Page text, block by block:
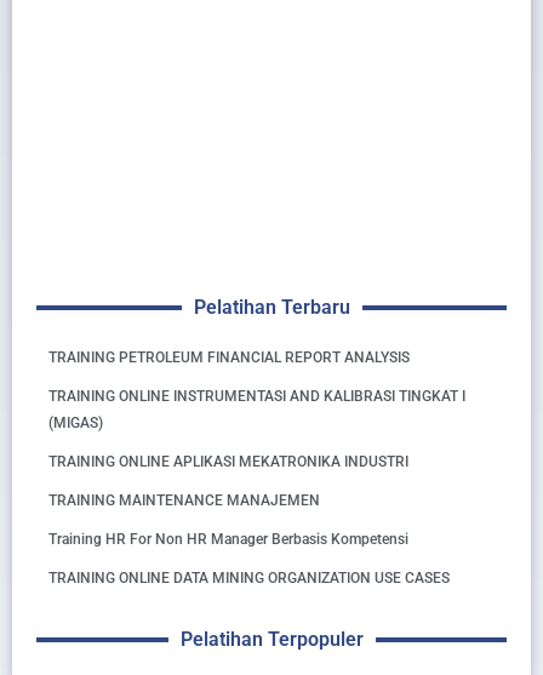
Pelatihan Terbaru
TRAINING PETROLEUM FINANCIAL REPORT ANALYSIS
TRAINING ONLINE INSTRUMENTASI AND KALIBRASI TINGKAT I
(MIGAS)
TRAINING ONLINE APLIKASI MEKATRONIKA INDUSTRI
TRAINING MAINTENANCE MANAJEMEN
Training HR For Non HR Manager Berbasis Kompetensi
TRAINING ONLINE DATA MINING ORGANIZATION USE CASES
Pelatihan Terpopuler